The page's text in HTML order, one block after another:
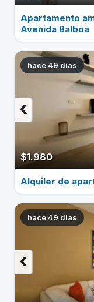
Apartamento
Avenida Balboa
hace 49 dias
$1.980
‹
Alquiler de
hace 49 dias
‹